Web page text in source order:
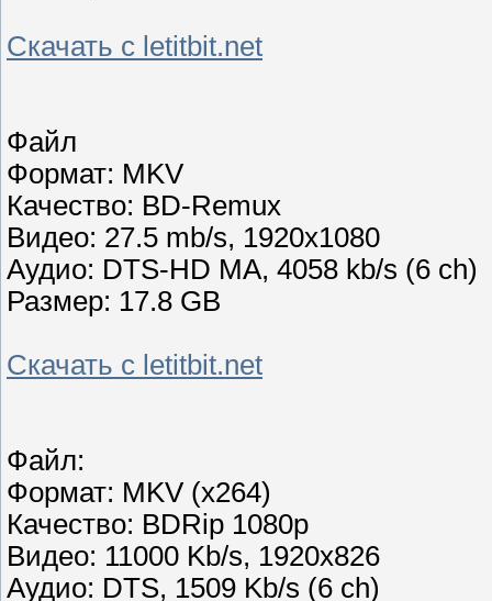
Скачать с letitbit.net
Файл
Формат: MKV
Качество: BD-Remux
Видео: 27.5 mb/s, 1920x1080
Аудио: DTS-HD MA, 4058 kb/s (6 ch)
Размер: 17.8 GB
Скачать с letitbit.net
Файл:
Формат: MKV (x264)
Качество: BDRip 1080p
Видео: 11000 Kb/s, 1920x826
Аудио: DTS, 1509 Kb/s (6 ch)